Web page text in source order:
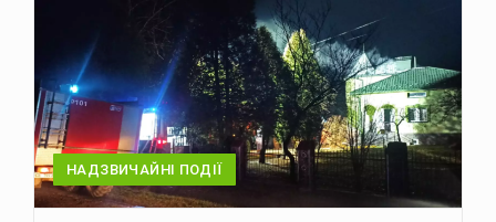
НАДЗВИЧАЙНІ ПОДІЇ